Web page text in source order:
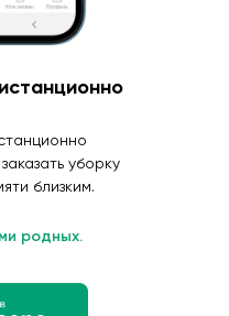
уборку
близким.
родных.